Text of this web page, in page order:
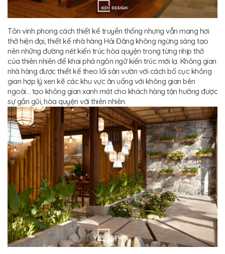
Tôn vinh phong cách thiết kế truyền thống nhưng vẫn mang hơi
thở hiện đại, thiết kế nhà hàng Hải Đăng không ngừng sáng tạo
nên những đường nét kiến trúc hòa quyện trong từng nhịp thở
của thiên nhiên để khai phá ngôn ngữ kiến trúc mới lạ. Không gian
nhà hàng được thiết kế theo lối sân vườn với cách bố cục không
gian hợp lý xen kẽ các khu vực ăn uống với không gian bên
ngoài… tạo không gian xanh mát cho khách hàng tận hưởng được
sự gần gũi, hòa quyện với thiên nhiên.